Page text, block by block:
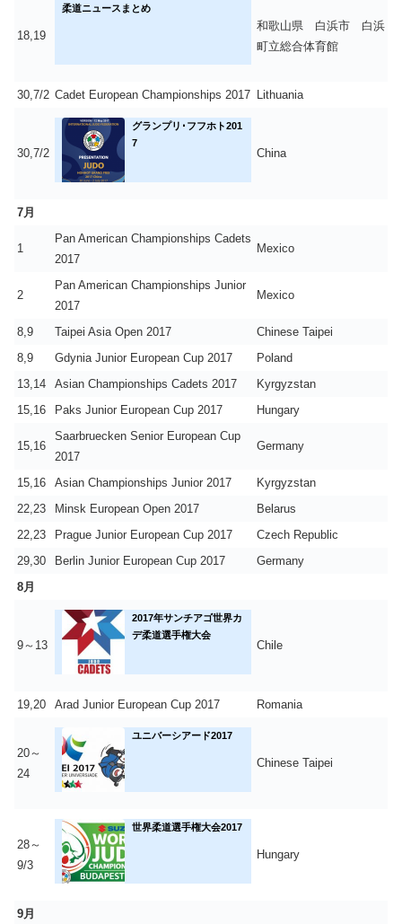
18,19
柔道ニュースまとめ
和歌山県 白浜市 白浜
町立総合体育館
30,7/2 Cadet European Championships 2017 Lithuania
30,7/2
グランプリ･フフホト201
7
China
7月
1
Pan American Championships Cadets
2017
Mexico
2
Pan American Championships Junior
2017
Mexico
8,9 Taipei Asia Open 2017
Chinese Taipei
8,9
Gdynia Junior European Cup 2017
Poland
13,14
Asian Championships Cadets 2017
Kyrgyzstan
15,16
Paks Junior European Cup 2017 Hungary
15,16
Saarbruecken Senior European Cup
2017
Germany
15,16 Asian Championships Junior 2017
Kyrgyzstan
22,23
Minsk European Open 2017
Belarus
22,23
Prague Junior European Cup 2017
Czech Republic
29,30
Berlin Junior European Cup 2017
Germany
8月
9～13
2017年サンチアゴ世界カ
デ柔道選手権大会
Chile
19,20 Arad Junior European Cup 2017 Romania
20～
24
ユニバーシアード2017
Chinese Taipei
28～
9/3
世界柔道選手権大会2017
Hungary
9月